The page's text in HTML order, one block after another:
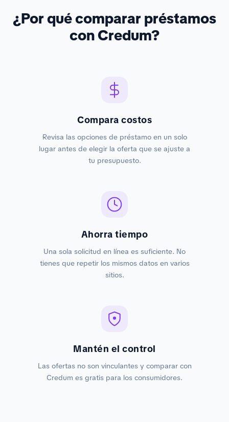
¿Por qué comparar préstamos
con Credum?
Compara costos
Revisa las opciones de préstamo en un solo
lugar antes de elegir la oferta que se ajuste a
tu presupuesto.
Ahorra tiempo
Una sola solicitud en línea es suficiente. No
tienes que repetir los mismos datos en varios
sitios.
Mantén el control
Las ofertas no son vinculantes y comparar con
Credum es gratis para los consumidores.